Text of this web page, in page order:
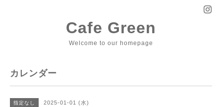
Cafe Green
Welcome to our homepage
カレンダー
指定なし 2025-01-01 (水)